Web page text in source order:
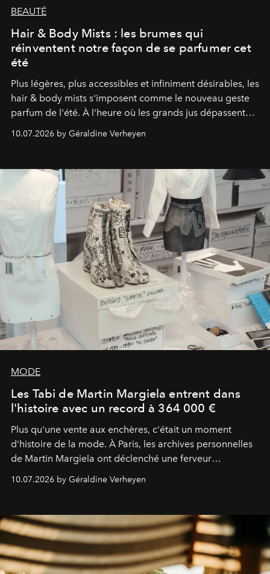
BEAUTÉ
Hair & Body Mists : les brumes qui
réinventent notre façon de se parfumer cet
été
Plus légères, plus accessibles et infiniment désirables, les
hair & body mists s'imposent comme le nouveau geste
parfum de l'été. À l'heure où les grands jus dépassent
souvent les 100 euros, ces brumes séduisent une
génération en quête de plaisir, de liberté... et de
10.07.2026 by Géraldine Verheyen
MODE
Les Tabi de Martin Margiela entrent dans
l'histoire avec un record à 364 000 €
Plus qu'une vente aux enchères, c'était un moment
d'histoire de la mode. À Paris, les archives personnelles
de Martin Margiela ont déclenché une ferveur
internationale, culminant avec un record mondial : une
paire de bottines Tabi graffitées s'est envolée à 364 000
10.07.2026 by Géraldine Verheyen